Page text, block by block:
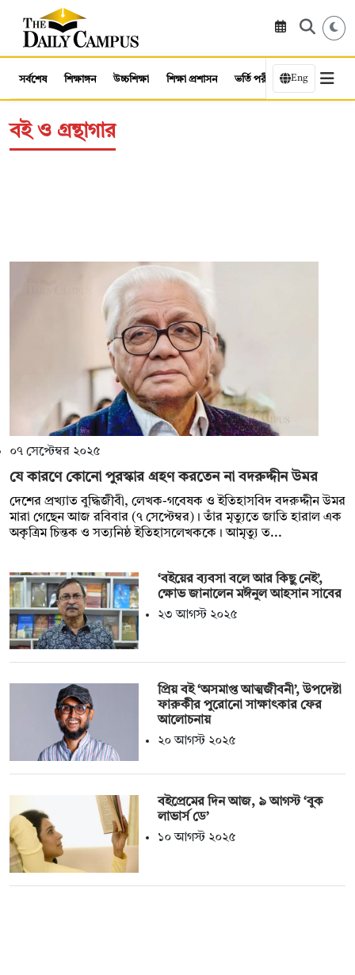
সর্বশেষ শিক্ষাঙ্গন উচ্চশিক্ষা শিক্ষা প্রশাসন ভর্তি পরীক্ষা কর্মসংস্থান
Eng
বই ও গ্রন্থাগার
০৭ সেপ্টেম্বর ২০২৫
যে কারণে কোনো পুরস্কার গ্রহণ করতেন না বদরুদ্দীন উমর
দেশের প্রখ্যাত বুদ্ধিজীবী, লেখক-গবেষক ও ইতিহাসবিদ বদরুদ্দীন উমর
মারা গেছেন আজ রবিবার (৭ সেপ্টেম্বর)। তাঁর মৃত্যুতে জাতি হারাল এক
অকৃত্রিম চিন্তক ও সত্যনিষ্ঠ ইতিহাসলেখককে। আমৃত্যু ত...
‘বইয়ের ব্যবসা বলে আর কিছু নেই’,
ক্ষোভ জানালেন মঈনুল আহসান সাবের
২৩ আগস্ট ২০২৫
প্রিয় বই ‘অসমাপ্ত আত্মজীবনী’, উপদেষ্টা
ফারুকীর পুরোনো সাক্ষাৎকার ফের
আলোচনায়
২০ আগস্ট ২০২৫
বইপ্রেমের দিন আজ, ৯ আগস্ট ‘বুক
লাভার্স ডে’
১০ আগস্ট ২০২৫